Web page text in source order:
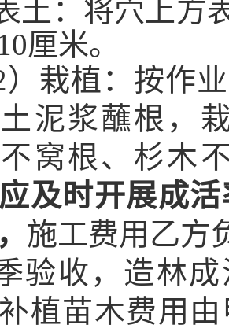
土：将穴上方
厘米。
）栽植：按作
泥浆蘸根，
窝根、杉木
及时开展成
施工费用乙方
验收，造林
补植苗木费用